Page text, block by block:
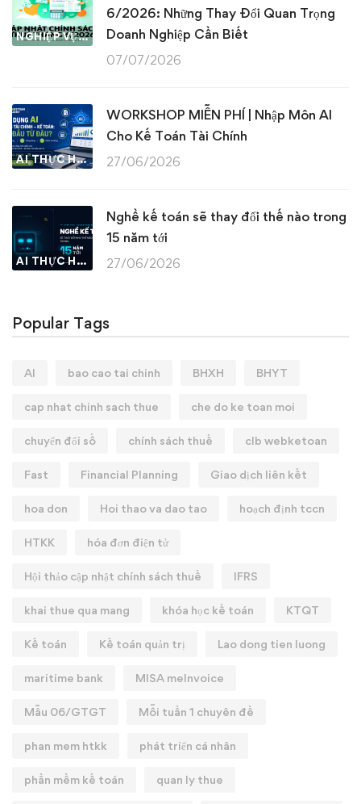
NGHIỆP VỤ KẾ TOÁN & THUẾ
6/2026: Những Thay Đổi Quan Trọng
Doanh Nghiệp Cần Biết
07/07/2026
AI THỰC HÀNH
WORKSHOP MIỄN PHÍ | Nhập Môn AI
Cho Kế Toán Tài Chính
27/06/2026
AI THỰC HÀNH
Nghề kế toán sẽ thay đổi thế nào trong
15 năm tới
27/06/2026
Popular Tags
AI bao cao tai chinh BHXH BHYT
cap nhat chinh sach thue che do ke toan moi
chuyển đổi số chính sách thuế clb webketoan
Fast Financial Planning Giao dịch liên kết
hoa don Hoi thao va dao tao hoạch định tccn
HTKK hóa đơn điện tử
Hội thảo cập nhật chính sách thuế IFRS
khai thue qua mang khóa học kế toán KTQT
Kế toán Kế toán quản trị Lao dong tien luong
maritime bank MISA meInvoice
Mẫu 06/GTGT Mỗi tuần 1 chuyên đề
phan mem htkk phát triển cá nhân
phần mềm kế toán quan ly thue